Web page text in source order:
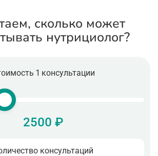
сколько может
нутрициолог?
1 консультации
2500 ₽
консультаций